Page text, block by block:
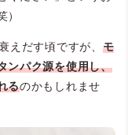
えだす頃ですが、 モ
ンパク源を使用し、
るのかもしれませ